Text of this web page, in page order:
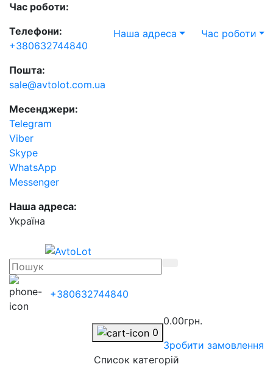
Час роботи:
Телефони:
+380632744840
Пошта:
sale@avtolot.com.ua
Месенджери:
Telegram
Viber
Skype
WhatsApp
Messenger
Наша адреса:
Українa
Наша адреса Час роботи
+380632744840
0
0.00грн.
Зробити замовлення
Список категорій